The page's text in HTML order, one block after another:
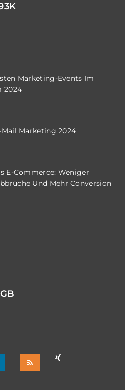
Marketing-Events Im
2024
Mail Marketing 2024
E-Commerce: Weniger
Und Mehr Conversion